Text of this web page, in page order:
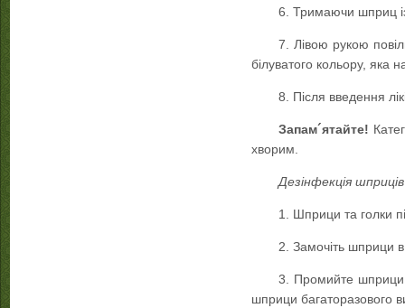
6. Тримаючи шприц із
7. Лівою рукою
білуватого кольору, яка
8. Після введення
Запам´ятайте!
хворим.
Дезінфекція
1. Шприци та голки
2. Замочіть шприци
3. Промийте шприци
шприци багаторазового